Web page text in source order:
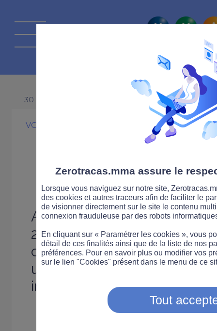
La route
30 NOVEMBRE 1999
VOITURE SÉCURITÉ ROUTIÈRE
Le bilan de
définitif
Après une année de
2003 fait la preuve que les
changé leurs
une baisse spectaculaire
indicateurs
Zerotracas.mma assure le
Lorsque vous naviguez sur notre site,
des cookies et autres traceurs afin de faciliter le
de visionner directement sur le site le contenu
connexion frauduleuse par des robots
En cliquant sur « Paramétrer les cookies », vous
détail de ces finalités ainsi que de la liste de nos
préférences. Pour en savoir plus ou modifier vos
sur le lien "Cookies" présent dans le menu de ce
Tout